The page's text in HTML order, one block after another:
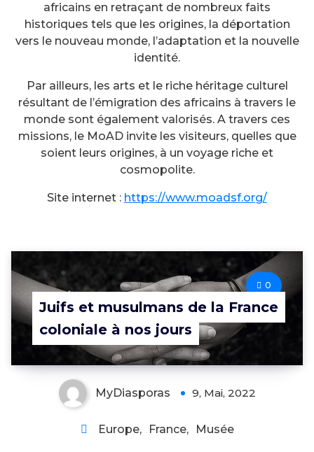
africains en retraçant de nombreux faits
historiques tels que les origines, la déportation
vers le nouveau monde, l’adaptation et la nouvelle
identité.
Par ailleurs, les arts et le riche héritage culturel
résultant de l’émigration des africains à travers le
monde sont également valorisés. A travers ces
missions, le MoAD invite les visiteurs, quelles que
soient leurs origines, à un voyage riche et
cosmopolite.
Site internet : https://www.moadsf.org/
Juifs et musulmans de la France
coloniale à nos jours
0
MyDiasporas 9, Mai, 2022
Europe, France, Musée